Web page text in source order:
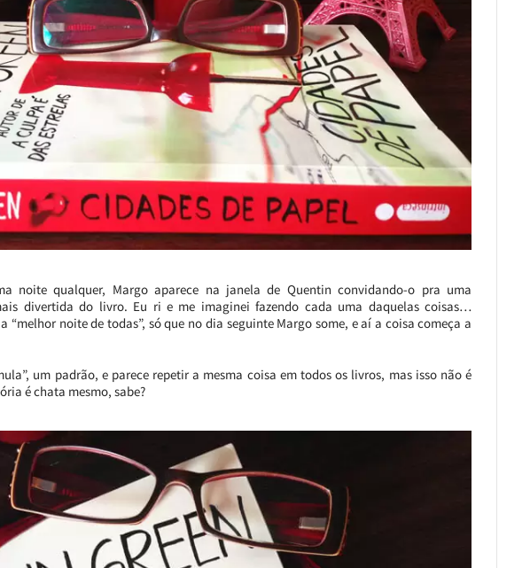
noite qualquer, Margo aparece na janela de Quentin convidando-o pra uma
divertida do livro. Eu ri e me imaginei fazendo cada uma daquelas coisas…
“melhor noite de todas”, só que no dia seguinte Margo some, e aí a coisa começa a
um padrão, e parece repetir a mesma coisa em todos os livros, mas isso não é
é chata mesmo, sabe?